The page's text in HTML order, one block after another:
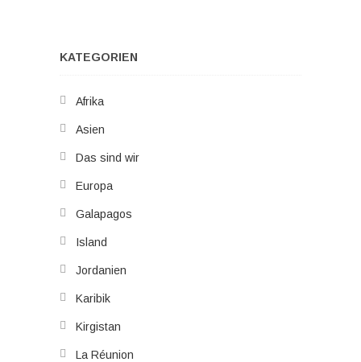
KATEGORIEN
Afrika
Asien
Das sind wir
Europa
Galapagos
Island
Jordanien
Karibik
Kirgistan
La Réunion